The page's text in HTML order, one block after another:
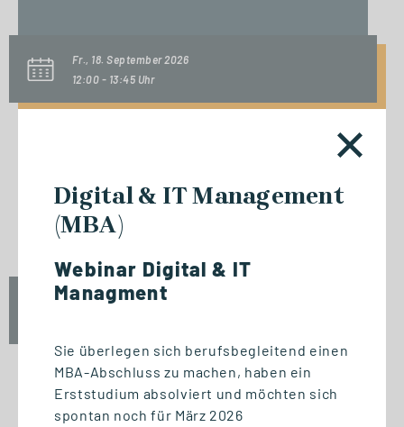
Fr., 18. September 2026
12:00 - 13:45 Uhr
Experttalk: Future-Ready
Leadership - Mensch & KI
Fr., 18. September 2026
INFO-SESSION (KOSTENFREI)
Digital & IT Management
(MBA)
Webinar Digital & IT
Managment
Sie überlegen sich berufsbegleitend einen
MBA-Abschluss zu machen, haben ein
Erststudium absolviert und möchten sich
spontan noch für März 2026